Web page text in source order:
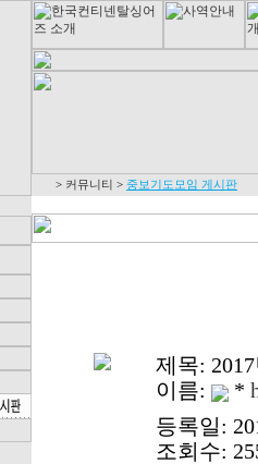
> 커뮤니티 > 중보기도모임 게시판
제목:
이름:
*
등록일:
조회수: